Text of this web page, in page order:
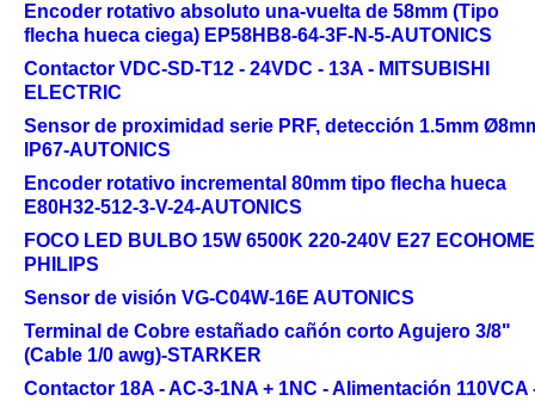
Encoder rotativo absoluto una-vuelta de 58mm (Tipo
flecha hueca ciega) EP58HB8-64-3F-N-5-AUTONICS
Contactor VDC-SD-T12 - 24VDC - 13A - MITSUBISHI
ELECTRIC
Sensor de proximidad serie PRF, detección 1.5mm
IP67-AUTONICS
Encoder rotativo incremental 80mm tipo flecha hueca
E80H32-512-3-V-24-AUTONICS
FOCO LED BULBO 15W 6500K 220-240V E27 ECOHOME
PHILIPS
Sensor de visión VG-C04W-16E AUTONICS
Terminal de Cobre estañado cañón corto Agujero 3/8"
(Cable 1/0 awg)-STARKER
Contactor 18A - AC-3-1NA + 1NC - Alimentación 110VCA